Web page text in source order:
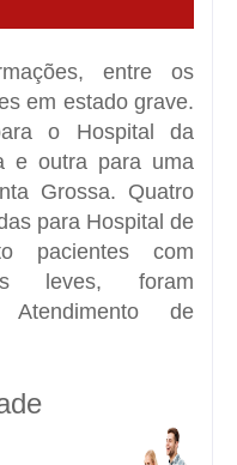
entre os
em estado grave.
o Hospital da
e outra para uma
Grossa. Quatro
para Hospital de
pacientes com
leves, foram
de